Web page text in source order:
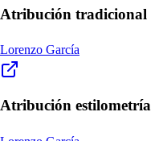
Atribución tradicional
Lorenzo García
Atribución estilometría